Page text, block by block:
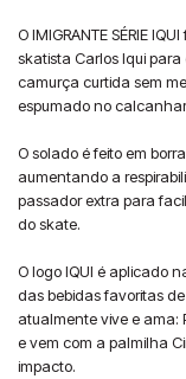
O IMIGRANTE SÉRIE
skatista Carlos Iqui
camurça curtida sem
espumado no
O solado é feito em
aumentando a
passador extra para
do skate.
O logo IQUI é aplicado
das bebidas favoritas
atualmente vive e ama:
e vem com a palmilha
impacto.